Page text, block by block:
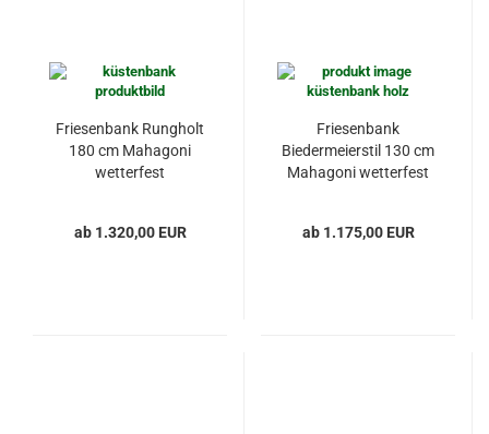
Friesenbank Rungholt
180 cm Mahagoni
wetterfest
ab 1.320,00 EUR
Friesenbank
Biedermeierstil 130 cm
Mahagoni wetterfest
ab 1.175,00 EUR